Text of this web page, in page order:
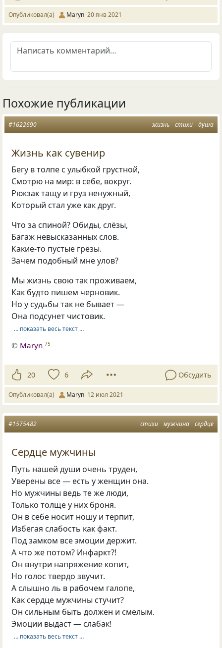
Опубликовал(а) Maryn 20 янв 2021
Похожие публикации
жизнь стихи душа
#1622690
Жизнь как сувенир
Бегу в толпе с улыбкой грустной,
Смотрю на мир: в себе, вокруг.
Рюкзак тащу и груз ненужный,
Который стал уже как друг.
Что за спиной? Обиды, слёзы,
Багаж невысказанных слов.
Какие-то пустые грёзы.
Зачем подобный мне улов?
Мы жизнь свою так проживаем,
Как будто пишем черновик.
Но у судьбы так не бывает —
Она подсунет чистовик.
… показать весь текст …
© Maryn 75
20 6 Обсудить
Опубликовал(а) Maryn 12 июл 2021
стихи мужчина сердце
#1575482
Сердце мужчины
Путь нашей души очень труден,
Уверены все — есть у женщин она.
Но мужчины ведь те же люди,
Только толще у них броня.
Он в себе носит ношу и терпит,
Избегая слабость как факт.
Под замком все эмоции держит.
А что же потом? Инфаркт?!
Он внутри напряжение копит,
Но голос твердо звучит.
А слышно ль в рабочем галопе,
Как сердце мужчины стучит?
Он сильным быть должен и смелым.
Эмоции выдаст — слабак!
… показать весь текст …